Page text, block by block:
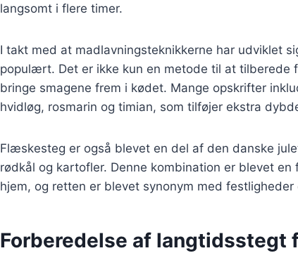
langsomt i flere timer.
I takt med at madlavningsteknikkerne har udviklet
populært. Det er ikke kun en metode til at tilberede
bringe smagene frem i kødet. Mange opskrifter
hvidløg, rosmarin og timian, som tilføjer ekstra
Flæskesteg er også blevet en del af den danske
rødkål og kartofler. Denne kombination er blevet
hjem, og retten er blevet synonym med festligheder
Forberedelse af